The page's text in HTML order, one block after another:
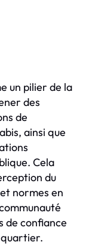
un pilier de la
des
de
ainsi que
Cela
du
normes en
de confiance